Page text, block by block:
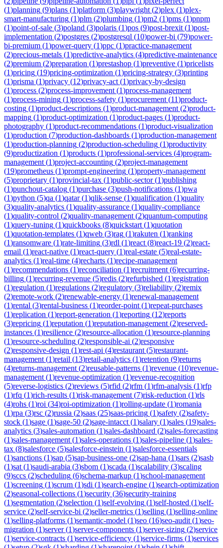
(1)planning (9)plans (1)platform (3)playwright (2)plex (1)plex-
smart-manufacturing (1)plm (2)plumbing (1)pm2 (1)pms (1)pnpm
(1)point-of-sale (3)poland (3)polaris (1)pos (9)post-brexit (1)post-
implementation (2)postgres (2)postgresql (10)power-bi (79)power-
bi-premium (1)power-query (1)ppc (1)practice-management
(2)precious-metals (1)predictive-analytics (4)predictive-maintenance
(2)premium (2)preparation (1)prestashop (1)preventive (1)pricelists
(1)pricing (19)pricing-optimization (1)pricing-strategy (3)printing
(1)prisma (1)privacy (12)privacy-act (1)privacy-by-design
(1)process (2)process-improvement (1)process-management
(1)process-mining (1)process-safety (1)procurement (11)product-
costing (1)product-descriptions (1)product-management (2)product-
mapping (1)product-optimization (1)product-pages (1)product-
photography (1)product-recommendations (1)product-visualization
(1)production (7)production-dashboards (1)production-management
(1)production-planning (2)production-scheduling (1)productivity
(9)productization (1)products (1)professional-services (4)program-
management (1)project-accounting (2)project-management
(19)prometheus (1)prompt-engineering (1)property-management
(5)proprietary (1)provincial-tax (1)public-sector(1)publishing
(1)punchout-catalog (1)purchase (3)push-notifications (1)pwa
(1)python (5)qa (1)qatar(1)qlik-sense (1)qualification (1)quality
(3)quality-analytics (1)quality-assurance (1)quality-compliance
(1)quality-control (2)quality-management (2)quantum-computing
(1)query-tuning (1)quickbooks (8)quickstart (1)quotation
(1)quotation-templates (1)qweb (3)rag (1)rakuten (1)ranking
(1)ransomware (1)rate-limiting (3)rdl (1)react (8)react-19 (2)react-
email (1)react-native (1)react-query (1)real-estate (5)real-estate-
analytics (1)real-time (4)recharts (1)recipe-management
(1)recommendations (1)reconciliation (1)recruitment (6)recurring-
billing (1)recurring-revenue (5)redis (2)refurbished (1)registration
(1)regulation (1)regulations (2)regulatory (3)reliability (2)remix
(2)remote-work (2)renewable-energy (1)renewal-management
(1)rental (3)rental-business (1)reorder-point (1)repeat-purchases
(1)replication (1)report-generation (1)reporting (12)reports
(3)repricing (1)reputation (1)reputation-management (2)reserved-
instances (1)resilience (2)resource-allocation (1)resource-planning
(1)resource-scheduling (2)responsible-ai (2)responsive
(2)responsive-design (1)rest-api (4)restaurant (5)restaurant-
management (1)retail (13)retail-analytics (1)retention (9)returns
(4)returns-management (2)reusable-patterns (1)revenue (10)revenue-
management (1)revenue-optimization (1)revenue-recognition
(5)reverse-logistics (2)reviews (5)rfid (2)rfm (1)rfm-analysis (1)rfp
(1)rfq (1)rich-results (1)risk-management (7)risk-reduction (1)rls
(4)rohs (1)roi (34)roi-optimization (1)rolling-update (1)romania
(1)rpa (3)rsc (2)russia (2)saas (25)saas-pricing (1)safety (2)safety-
stock (1)sage (1)sage-50 (2)sage-intacct (1)salary (1)sales (19)sales-
analytics (3)sales-automation (1)sales-dashboard (2)sales-forecasting
(1)sales-management (1)sales-operations (1)sales-pipeline (1)sales-
tax (8)salesforce (5)salesforce-einstein (1)salesforce-essentials
(1)sanctions (1)sap (5)sap-business-one (2)sap-hana (1)sars (2)sasb
(1)sat (1)saudi-arabia (3)sbom (1)scada (1)scalability (3)scaling
(9)sccs (2)scheduling (6)schema-markup (1)school-management
(1)screening (1)scrum (1)sdi (1)search-engine (1)search-optimization
(2)seasonal-collections (1)security (36)security-training
(1)segmentation (2)selection (1)self-evolving (1)self-hosted (1)self-
service (2)self-service-bi (2)seller-metrics (1)selling (1)selling-online
(1)selling-platforms (1)semantic-model (1)seo (16)seo-audit (1)seo-
migration (1)server(1)server-components (1)server-sizing (2)service
(1)service-contracts (1)service-efficiency (1)service-firms (1)services